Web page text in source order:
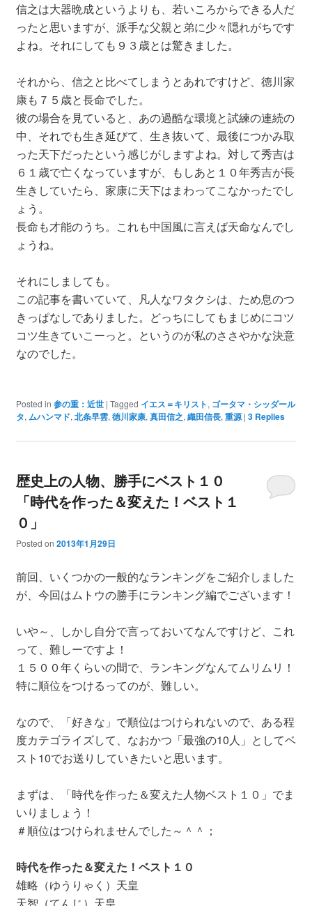
信之は大器晩成というよりも、若いころからできる人だ
ったと思いますが、派手な父親と弟に少々隠れがちです
よね。それにしても９３歳とは驚きました。
それから、信之と比べてしまうとあれですけど、徳川家
康も７５歳と長命でした。
彼の場合を見ていると、あの過酷な環境と試練の連続の
中、それでも生き延びて、生き抜いて、最後につかみ取
った天下だったという感じがしますよね。対して秀吉は
６１歳で亡くなっていますが、もしあと１０年秀吉が長
生きしていたら、家康に天下はまわってこなかったでし
ょう。
長命も才能のうち。これも中国風に言えば天命なんでし
ょうね。
それにしましても。
この記事を書いていて、凡人なワタクシは、ため息のつ
きっぱなしでありました。どっちにしてもまじめにコツ
コツ生きていこーっと。というのが私のささやかな決意
なのでした。
Posted in 参の重：近世 | Tagged イエス＝キリスト, ゴータマ・シッダール
タ, ムハンマド, 北条早雲, 徳川家康, 真田信之, 織田信長, 重源 | 3Replies
歴史上の人物、勝手にベスト１０
「時代を作った＆変えた！ベスト１
０」
Posted on 2013年1月29日
前回、いくつかの一般的なランキングをご紹介しました
が、今回はムトウの勝手にランキング編でございます！
いや～、しかし自分で言っておいてなんですけど、これ
って、難しーですよ！
１５００年くらいの間で、ランキングなんてムリムリ！
特に順位をつけるってのが、難しい。
なので、「好きな」で順位はつけられないので、ある程
度カテゴライズして、なおかつ「最強の10人」としてベ
スト10でお送りしていきたいと思います。
まずは、「時代を作った＆変えた人物ベスト１０」でま
いりましょう！
＃順位はつけられませんでした～＾＾；
時代を作った＆変えた！ベスト１０
雄略（ゆうりゃく）天皇